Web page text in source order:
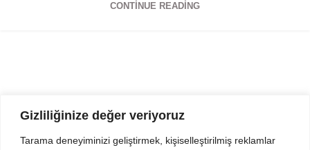
Gizliliğinize değer veriyoruz
Tarama deneyiminizi geliştirmek, kişiselleştirilmiş reklamlar
CONTINUE READING